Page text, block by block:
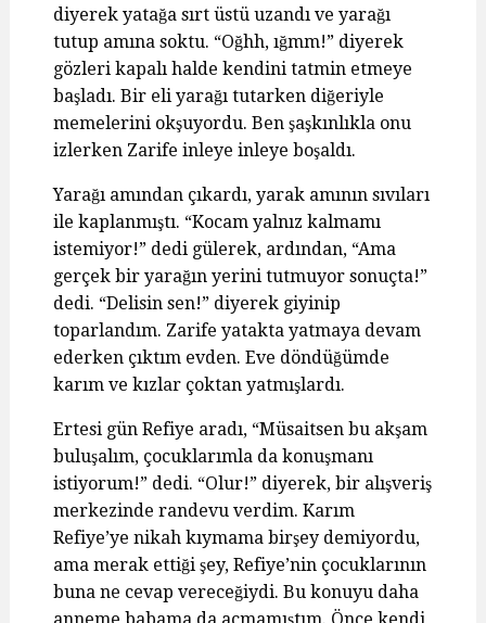
diyerek yatağa sırt üstü uzandı ve yarağı
tutup amına soktu. “Oğhh, ığmm!” diyerek
gözleri kapalı halde kendini tatmin etmeye
başladı. Bir eli yarağı tutarken diğeriyle
memelerini okşuyordu. Ben şaşkınlıkla onu
izlerken Zarife inleye inleye boşaldı.
Yarağı amından çıkardı, yarak amının sıvıları
ile kaplanmıştı. “Kocam yalnız kalmamı
istemiyor!” dedi gülerek, ardından, “Ama
gerçek bir yarağın yerini tutmuyor sonuçta!”
dedi. “Delisin sen!” diyerek giyinip
toparlandım. Zarife yatakta yatmaya devam
ederken çıktım evden. Eve döndüğümde
karım ve kızlar çoktan yatmışlardı.
Ertesi gün Refiye aradı, “Müsaitsen bu akşam
buluşalım, çocuklarımla da konuşmanı
istiyorum!” dedi. “Olur!” diyerek, bir alışveriş
merkezinde randevu verdim. Karım
Refiye’ye nikah kıymama birşey demiyordu,
ama merak ettiği şey, Refiye’nin çocuklarının
buna ne cevap vereceğiydi. Bu konuyu daha